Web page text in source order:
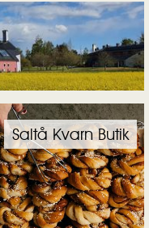
Saltå Kvarn Butik